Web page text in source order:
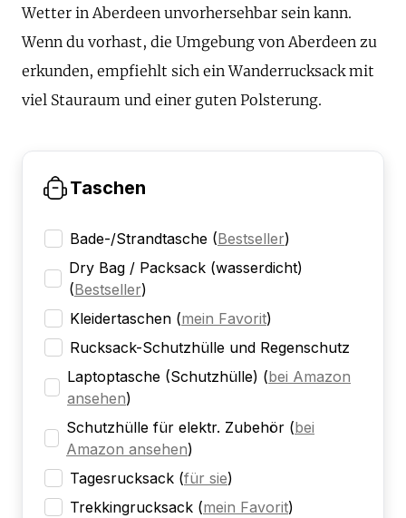
Wetter in Aberdeen unvorhersehbar sein kann.
Wenn du vorhast, die Umgebung von Aberdeen zu
erkunden, empfiehlt sich ein Wanderrucksack mit
viel Stauraum und einer guten Polsterung.
Taschen
Bade-/Strandtasche (Bestseller)
Dry Bag / Packsack (wasserdicht)
(Bestseller)
Kleidertaschen (mein Favorit)
Rucksack-Schutzhülle und Regenschutz
Laptoptasche (Schutzhülle) (bei Amazon
ansehen)
Schutzhülle für elektr. Zubehör (bei
Amazon ansehen)
Tagesrucksack (für sie)
Trekkingrucksack (mein Favorit)